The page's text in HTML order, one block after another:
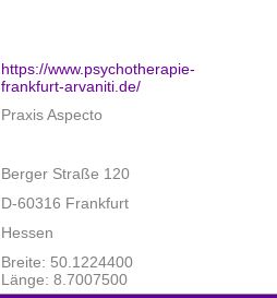
https://www.psychotherapie-
frankfurt-arvaniti.de/
Praxis Aspecto
Berger Straße 120
D-60316 Frankfurt
Hessen
Breite: 50.1224400
Länge: 8.7007500